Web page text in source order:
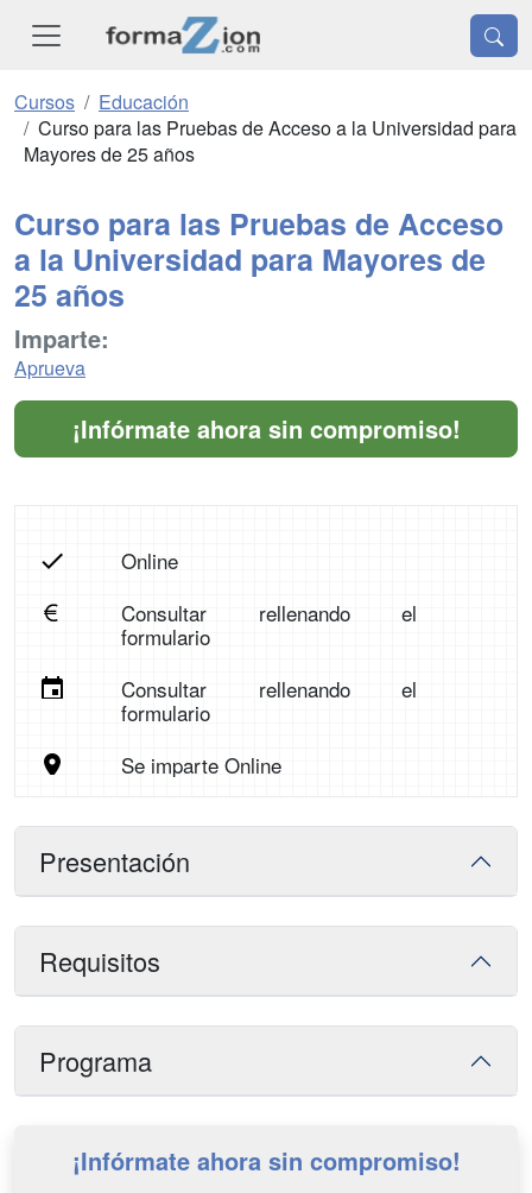
Cursos
Educación
Curso para las Pruebas de Acceso a la Universidad para
Mayores de 25 años
Curso para las Pruebas de Acceso
a la Universidad para Mayores de
25 años
Imparte:
Aprueva
¡Infórmate ahora sin compromiso!
Online
Consultar rellenando el
formulario
Consultar rellenando el
formulario
Se imparte Online
Presentación
Requisitos
Programa
¡Infórmate ahora sin compromiso!